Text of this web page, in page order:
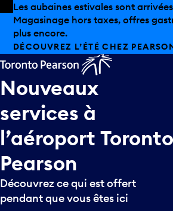
Skip to offers
Passer au contenu principal
Les aubaines estivales sont
Magasinage hors taxes, offres
plus encore.
DÉCOUVREZ L’ÉTÉ CHEZ
Nouveaux
services à
l’aéroport Toronto
Pearson
Découvrez ce qui est offert
pendant que vous êtes ici